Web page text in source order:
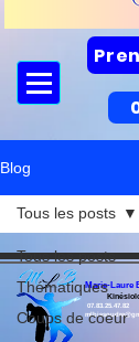
Blog
Tous les posts
Thématiques
Coups de coeur
Tous les posts
Marie-Laure
07.83.25.47.82